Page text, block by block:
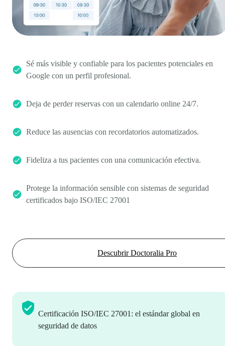
Sé más visible y confiable para los pacientes potenciales en
Google con un perfil profesional.
Deja de perder reservas con un calendario online 24/7.
Reduce las ausencias con recordatorios automatizados.
Fideliza a tus pacientes con una comunicación efectiva.
Protege la información sensible con sistemas de seguridad
certificados bajo ISO/IEC 27001
Descubrir Doctoralia Pro
Certificación ISO/IEC 27001: el estándar global en
seguridad de datos